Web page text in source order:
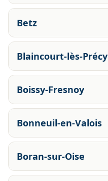
Betz
Blaincourt-lès-Précy
Boissy-Fresnoy
Bonneuil-en-Valois
Boran-sur-Oise